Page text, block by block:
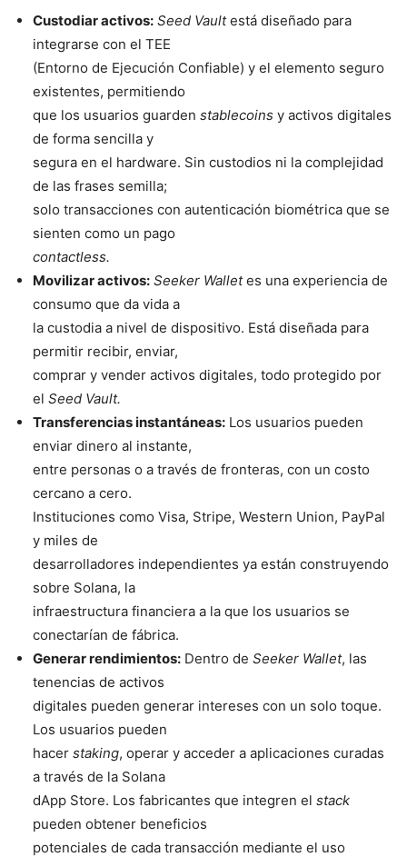
Custodiar activos: Seed Vaultestá diseñado para
integrarse con el TEE
(Entorno de Ejecución Confiable) y el elemento seguro
existentes, permitiendo
que los usuarios guarden stablecoins y activos digitales
de forma sencilla y
segura en el hardware. Sin custodios ni la complejidad
de las frases semilla;
solo transacciones con autenticación biométrica que se
sienten como un pago
contactless.
Movilizar activos: Seeker Walletes una experiencia de
consumo que da vida a
la custodia a nivel de dispositivo. Está diseñada para
permitir recibir, enviar,
comprar y vender activos digitales, todo protegido por
el Seed Vault.
Transferencias instantáneas: Los usuarios pueden
enviar dinero al instante,
entre personas o a través de fronteras, con un costo
cercano a cero.
Instituciones como Visa, Stripe, Western Union, PayPal
y miles de
desarrolladores independientes ya están construyendo
sobre Solana, la
infraestructura financiera a la que los usuarios se
conectarían de fábrica.
Generar rendimientos: Dentro de Seeker Wallet, las
tenencias de activos
digitales pueden generar intereses con un solo toque.
Los usuarios pueden
hacer staking, operar y acceder a aplicaciones curadas
a través de la Solana
dApp Store. Los fabricantes que integren el stack
pueden obtener beneficios
potenciales de cada transacción mediante el uso